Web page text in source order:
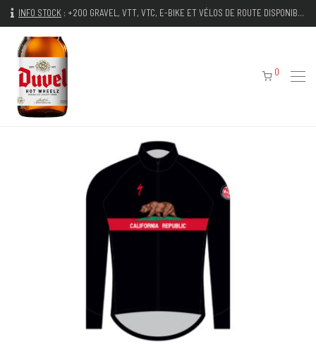
INFO STOCK : +200 GRAVEL, VTT, VTC, E-BIKE ET VÉLOS DE ROUTE DISPONIBLES IMMÉDIATEMENT
0